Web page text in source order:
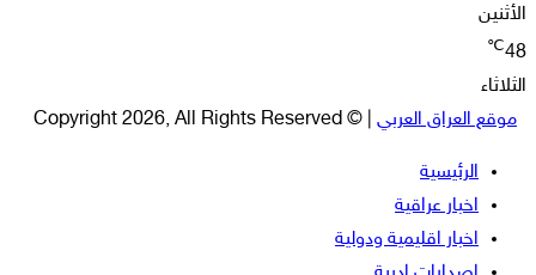
الأثنين
48
℃
الثلاثاء
موقع العراق العربي | © Copyright 2026, All Rights Reserved
الرئيسية
اخبار عراقية
اخبار اقليمية ودولية